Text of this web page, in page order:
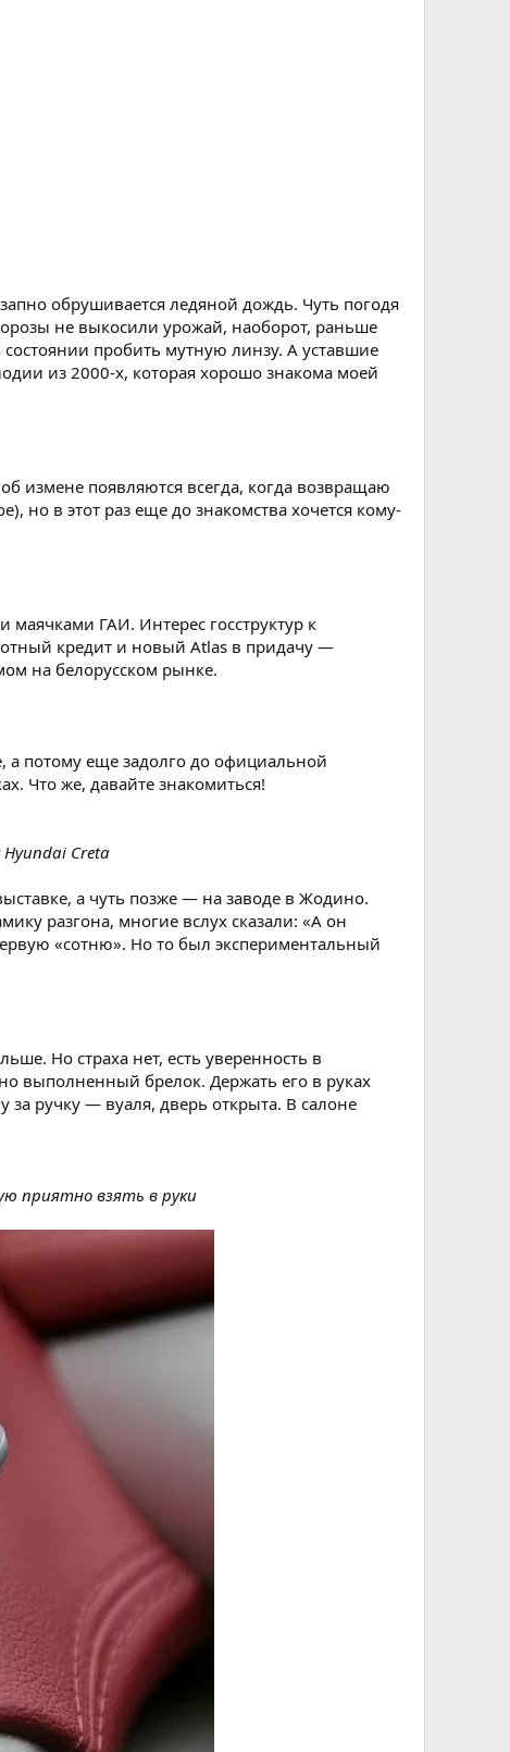
обрушивается ледяной дождь. Чуть погодя
не выкосили урожай, наоборот, раньше
пробить мутную линзу. А уставшие
из 2000-х, которая хорошо знакома моей
измене появляются всегда, когда возвращаю
но в этот раз еще до знакомства хочется кому-
ГАИ. Интерес госструктур к
кредит и новый Atlas в придачу —
на белорусском рынке.
а потому еще задолго до официальной
Что же, давайте знакомиться!
Creta
а чуть позже — на заводе в Жодино.
разгона, многие вслух сказали: «А он
«сотню». Но то был экспериментальный
Но страха нет, есть уверенность в
выполненный брелок. Держать его в руках
ручку — вуаля, дверь открыта. В салоне
приятно взять в руки